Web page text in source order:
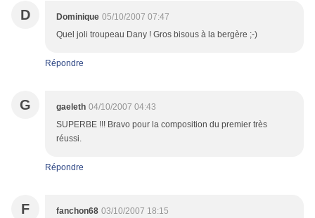
D Dominique 05/10/2007 07:47
Quel joli troupeau Dany ! Gros bisous à la bergère ;-)
Répondre
G gaeleth 04/10/2007 04:43
SUPERBE !!! Bravo pour la composition du premier très
réussi.
Répondre
F fanchon68 03/10/2007 18:15